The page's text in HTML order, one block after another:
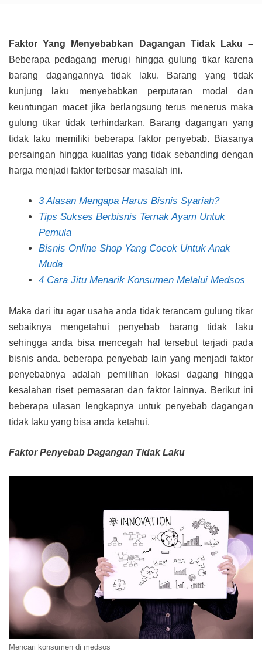
Faktor Yang Menyebabkan Dagangan Tidak Laku –
Beberapa pedagang merugi hingga gulung tikar karena
barang dagangannya tidak laku. Barang yang tidak
kunjung laku menyebabkan perputaran modal dan
keuntungan macet jika berlangsung terus menerus maka
gulung tikar tidak terhindarkan. Barang dagangan yang
tidak laku memiliki beberapa faktor penyebab. Biasanya
persaingan hingga kualitas yang tidak sebanding dengan
harga menjadi faktor terbesar masalah ini.
3 Alasan Mengapa Harus Bisnis Syariah?
Tips Sukses Berbisnis Ternak Ayam Untuk
Pemula
Bisnis Online Shop Yang Cocok Untuk Anak
Muda
4 Cara Jitu Menarik Konsumen Melalui Medsos
Maka dari itu agar usaha anda tidak terancam gulung tikar
sebaiknya mengetahui penyebab barang tidak laku
sehingga anda bisa mencegah hal tersebut terjadi pada
bisnis anda. beberapa penyebab lain yang menjadi faktor
penyebabnya adalah pemilihan lokasi dagang hingga
kesalahan riset pemasaran dan faktor lainnya. Berikut ini
beberapa ulasan lengkapnya untuk penyebab dagangan
tidak laku yang bisa anda ketahui.
Faktor Penyebab Dagangan Tidak Laku
Mencari konsumen di medsos